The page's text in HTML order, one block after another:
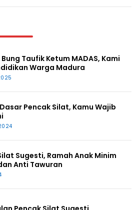
Taufik Ketum MADAS, Kami
Warga Madura
Pencak Silat, Kamu Wajib
Sugesti, Ramah Anak Minim
Anti Tawuran